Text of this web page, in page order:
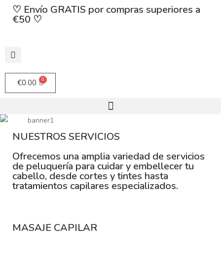
♡ Envío GRATIS por compras superiores a
€50 ♡
€0.00
NUESTROS SERVICIOS
Ofrecemos una amplia variedad de servicios
de peluquería para cuidar y embellecer tu
cabello, desde cortes y tintes hasta
tratamientos capilares especializados.
MASAJE CAPILAR